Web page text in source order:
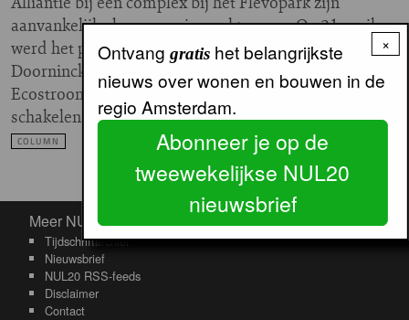
aanvankelijke bezwaren in werkte mee. Op 21 april
werd het project geopend door wethouder Van
Doorninck. Bestuurder Noortje van Kleef van
Ecostroom roept andere corporaties op ook over te
schakelen… meer
COLUMN
Meer NUL20
Meer NUL20
Tijdschriftarchief
Nieuwsbrief
NUL20 RSS-feeds
Disclaimer
Contact
×
Ontvang gratishet belangrijkste
nieuws over wonen en bouwen in de
regio Amsterdam.
Abonneer je op de
tweewekelijkse NUL20
nieuwsbrief